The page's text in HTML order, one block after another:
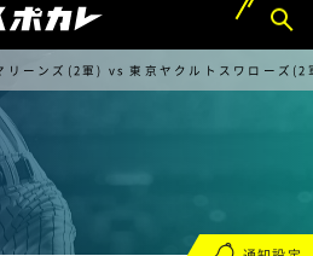
リーンズ(2軍) vs 東京ヤクルトスワローズ(2